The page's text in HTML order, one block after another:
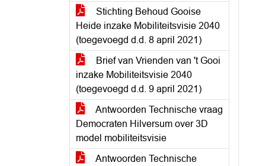
Stichting Behoud Gooise
Heide inzake Mobiliteitsvisie 2040
(toegevoegd d.d. 8 april 2021)
Brief van Vrienden van 't Gooi
inzake Mobiliteitsvisie 2040
(toegevoegd d.d. 9 april 2021)
Antwoorden Technische vraag
Democraten Hilversum over 3D
model mobiliteitsvisie
Antwoorden Technische